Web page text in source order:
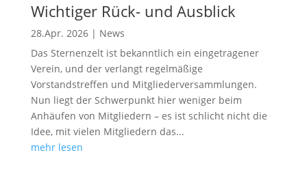
Wichtiger Rück- und Ausblick
28.Apr. 2026| News
Das Sternenzelt ist bekanntlich ein eingetragener
Verein, und der verlangt regelmäßige
Vorstandstreffen und Mitgliederversammlungen.
Nun liegt der Schwerpunkt hier weniger beim
Anhäufen von Mitgliedern – es ist schlicht nicht die
Idee, mit vielen Mitgliedern das...
mehr lesen